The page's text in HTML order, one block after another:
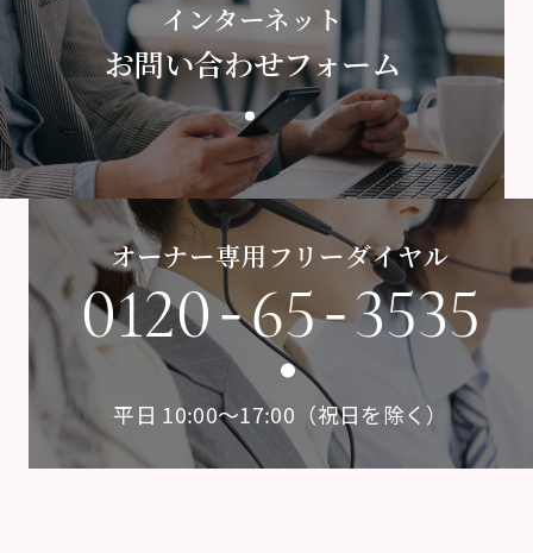
インターネット
お問い合わせフォーム
オーナー専用フリーダイヤル
0120-65-3535
平日 10:00〜17:00（祝日を除く）